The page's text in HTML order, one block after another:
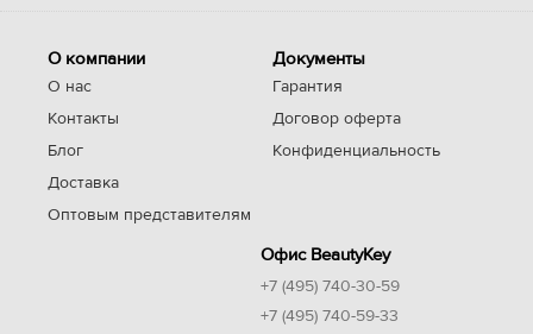
О компании
О нас
Контакты
Блог
Доставка
Оптовым представителям
Документы
Гарантия
Договор оферта
Конфиденциальность
Офис BeautyKey
+7 (495) 740-30-59
+7 (495) 740-59-33